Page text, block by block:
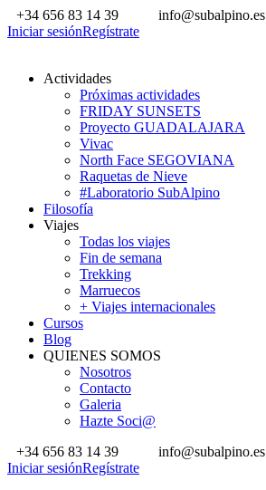
+34 656 83 14 39
info@subalpino.es
Iniciar sesiónRegístrate
Actividades
Próximas actividades
FRIDAY SUNSETS
Proyecto GUADALAJARA
Vivac
North Face SEGOVIANA
Raquetas de Nieve
#Laboratorio SubAlpino
Filosofía
Viajes
Todas los viajes
Fin de semana
Trekking
Marruecos
+ Viajes internacionales
Cursos
Blog
QUIENES SOMOS
Nosotros
Contacto
Galeria
Hazte Soci@
+34 656 83 14 39
info@subalpino.es
Iniciar sesiónRegístrate